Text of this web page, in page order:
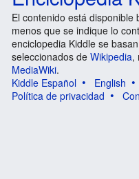
El contenido está disponible
menos que se indique lo
enciclopedia Kiddle se
seleccionados de Wikipedia,
MediaWiki.
Kiddle Español
English
Política de privacidad